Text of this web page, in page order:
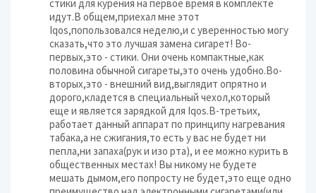
стики для курения на первое время в комплекте
идут.В общем,приехал мне этот
Iqos,попользовался неделю,и с уверенностью могу
сказать,что это лучшая замена сигарет! Во-
первых,это - стики. Они очень компактные,как
половина обычной сигареты,это очень удобно.Во-
вторых,это - внешний вид,выглядит опрятно и
дорого,кладется в специальный чехол,который
еще и является зарядкой для Iqos.В-третьих,
работает данный аппарат по принципу нагревания
табака,а не сжигания,то есть у вас не будет ни
пепла,ни запаха(рук и изо рта), и ее можно курить в
общественных местах! Вы никому не будете
мешать дымом,его попросту не будет,это еще одно